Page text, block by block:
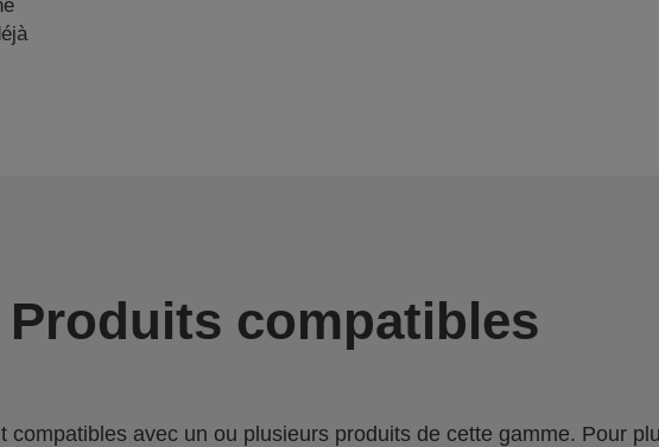
Produits compatibles
compatibles avec un ou plusieurs produits de cette gamme. Pour